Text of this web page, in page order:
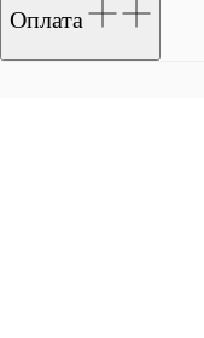
Оплата